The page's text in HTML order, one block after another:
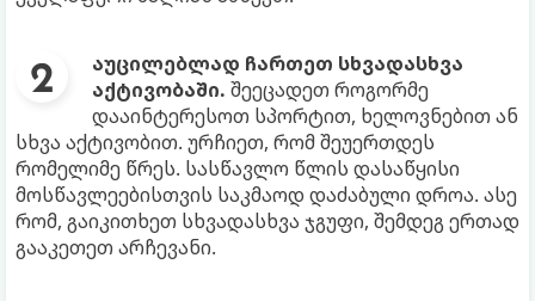
აუცილებლად ჩართეთ სხვადასხვა
აქტივობაში. შეეცადეთ როგორმე
დააინტერესოთ სპორტით, ხელოვნებით ან
სხვა აქტივობით. ურჩიეთ, რომ შეუერთდეს
რომელიმე წრეს. სასწავლო წლის დასაწყისი
მოსწავლეებისთვის საკმაოდ დაძაბული დროა. ასე
რომ, გაიკითხეთ სხვადასხვა ჯგუფი, შემდეგ ერთად
გააკეთეთ არჩევანი.